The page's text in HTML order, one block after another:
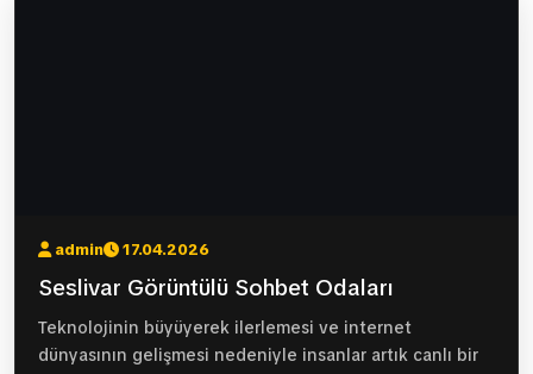
admin 17.04.2026
Seslivar Görüntülü Sohbet Odaları
Teknolojinin büyüyerek ilerlemesi ve internet
dünyasının gelişmesi nedeniyle insanlar artık canlı bir